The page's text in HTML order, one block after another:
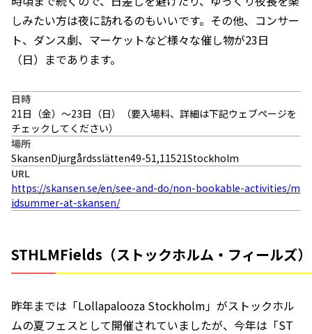
しみたい方は夜に訪れるのもいいです。その他、コンサー
ト、ダンス劇、マーケットなど様々な催し物が23日
（日）まであります。
日時
21日（金）〜23日（日）（要入場料、詳細は下記ウェブページを
チェックしてください）
場所
SkansenDjurgårdsslätten49-51,11521Stockholm
URL
https://skansen.se/en/see-and-do/non-bookable-activities/m
idsummer-at-skansen/
STHLMFields（ストックホルム・フィールズ）
昨年までは「Lollapalooza Stockholm」がストックホル
ムの夏フェスとして開催されていましたが、今年は「ST